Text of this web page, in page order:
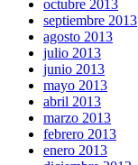
octubre 2013
septiembre 2013
agosto 2013
julio 2013
junio 2013
mayo 2013
abril 2013
marzo 2013
febrero 2013
enero 2013